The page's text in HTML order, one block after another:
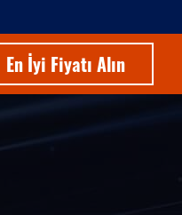
En İyi Fiyatı Alın